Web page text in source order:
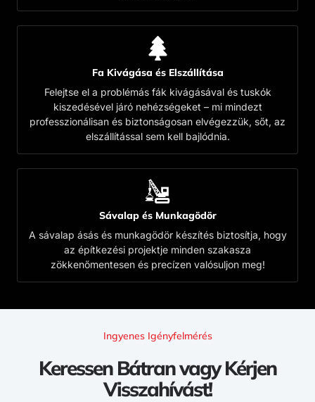
Fa Kivágása és Elszállítása
Felejtse el a problémás fák kivágásával és tuskók
kiszedésével járó nehézségeket – mi mindezt
professzionálisan és biztonságosan elvégezzük, sőt, az
elszállítással sem kell bajlódnia.
Sávalap és Munkagödör
A sávalap ásás és munkagödör készítés biztosítja, hogy
az építkezési projektje minden szakasza
zökkenőmentesen és precízen valósuljon meg!
Ingyenes Igényfelmérés
Keressen Bátran vagy Kérjen
Visszahívást!